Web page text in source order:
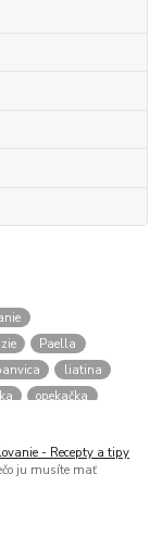
Paella
liatina
opekačka
- Recepty a tipy
ju musíte mať